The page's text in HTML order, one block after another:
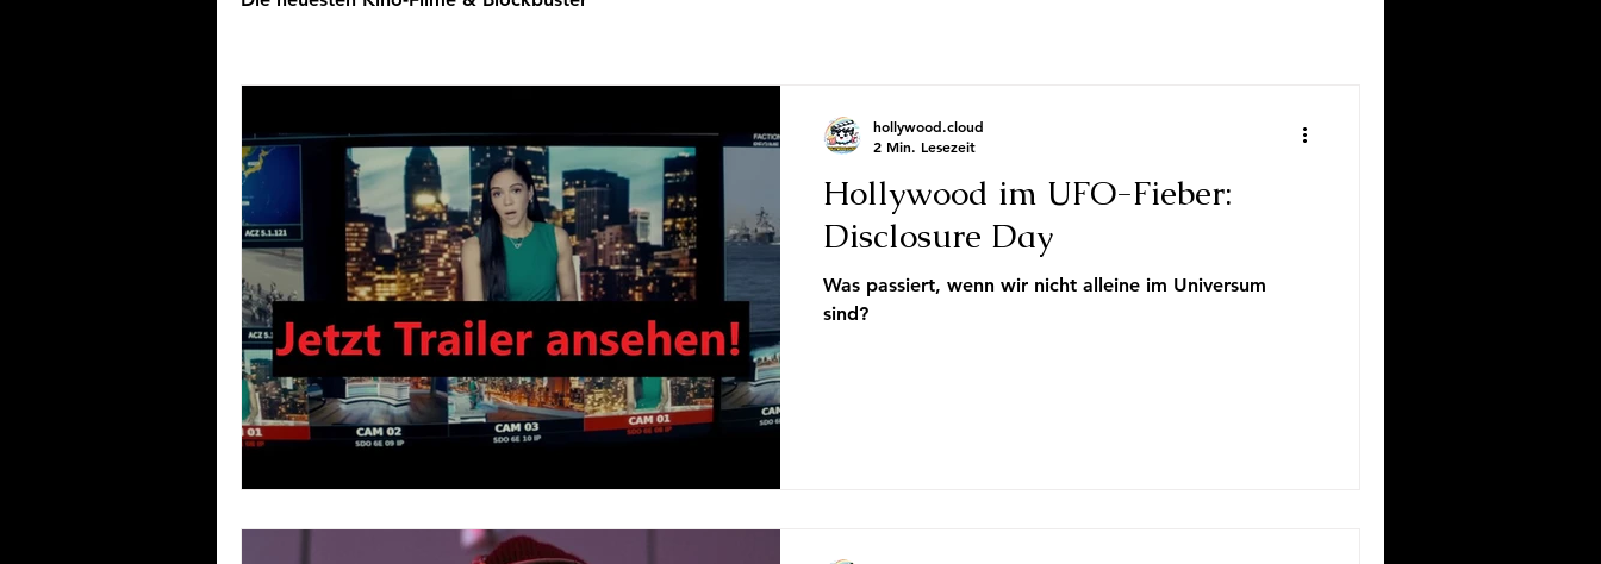
Hollywood im UFO-Fieber:
Disclosure Day
Was passiert, wenn wir nicht alleine im Universum
sind?
hollywood.cloud
2 Min. Lesezeit